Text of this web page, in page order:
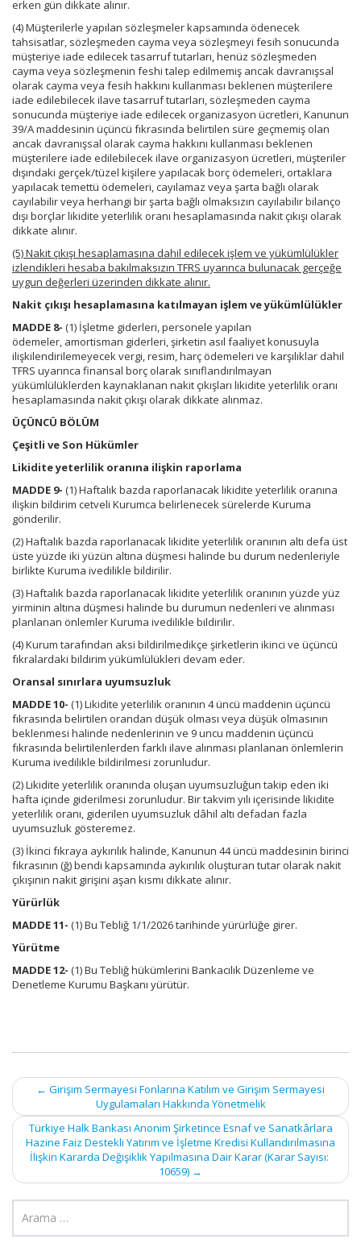
erken gün dikkate alınır.
(4) Müşterilerle yapılan sözleşmeler kapsamında ödenecek
tahsisatlar, sözleşmeden cayma veya sözleşmeyi fesih sonucunda
müşteriye iade edilecek tasarruf tutarları, henüz sözleşmeden
cayma veya sözleşmenin feshi talep edilmemiş ancak davranışsal
olarak cayma veya fesih hakkını kullanması beklenen müşterilere
iade edilebilecek ilave tasarruf tutarları, sözleşmeden cayma
sonucunda müşteriye iade edilecek organizasyon ücretleri, Kanunun
39/A maddesinin üçüncü fıkrasında belirtilen süre geçmemiş olan
ancak davranışsal olarak cayma hakkını kullanması beklenen
müşterilere iade edilebilecek ilave organizasyon ücretleri, müşteriler
dışındaki gerçek/tüzel kişilere yapılacak borç ödemeleri, ortaklara
yapılacak temettü ödemeleri, cayılamaz veya şarta bağlı olarak
cayılabilir veya herhangi bir şarta bağlı olmaksızın cayılabilir bilanço
dışı borçlar likidite yeterlilik oranı hesaplamasında nakit çıkışı olarak
dikkate alınır.
(5) Nakit çıkışı hesaplamasına dahil edilecek işlem ve yükümlülükler
izlendikleri hesaba bakılmaksızın TFRS uyarınca bulunacak gerçeğe
uygun değerleri üzerinden dikkate alınır.
Nakit çıkışı hesaplamasına katılmayan işlem ve yükümlülükler
MADDE 8- (1) İşletme giderleri, personele yapılan
ödemeler, amortisman giderleri, şirketin asıl faaliyet konusuyla
ilişkilendirilemeyecek vergi, resim, harç ödemeleri ve karşılıklar dahil
TFRS uyarınca finansal borç olarak sınıflandırılmayan
yükümlülüklerden kaynaklanan nakit çıkışları likidite yeterlilik oranı
hesaplamasında nakit çıkışı olarak dikkate alınmaz.
ÜÇÜNCÜ BÖLÜM
Çeşitli ve Son Hükümler
Likidite yeterlilik oranına ilişkin raporlama
MADDE 9- (1) Haftalık bazda raporlanacak likidite yeterlilik oranına
ilişkin bildirim cetveli Kurumca belirlenecek sürelerde Kuruma
gönderilir.
(2) Haftalık bazda raporlanacak likidite yeterlilik oranının altı defa üst
üste yüzde iki yüzün altına düşmesi halinde bu durum nedenleriyle
birlikte Kuruma ivedilikle bildirilir.
(3) Haftalık bazda raporlanacak likidite yeterlilik oranının yüzde yüz
yirminin altına düşmesi halinde bu durumun nedenleri ve alınması
planlanan önlemler Kuruma ivedilikle bildirilir.
(4) Kurum tarafından aksi bildirilmedikçe şirketlerin ikinci ve üçüncü
fıkralardaki bildirim yükümlülükleri devam eder.
Oransal sınırlara uyumsuzluk
MADDE 10- (1) Likidite yeterlilik oranının 4 üncü maddenin üçüncü
fıkrasında belirtilen orandan düşük olması veya düşük olmasının
beklenmesi halinde nedenlerinin ve 9 uncu maddenin üçüncü
fıkrasında belirtilenlerden farklı ilave alınması planlanan önlemlerin
Kuruma ivedilikle bildirilmesi zorunludur.
(2) Likidite yeterlilik oranında oluşan uyumsuzluğun takip eden iki
hafta içinde giderilmesi zorunludur. Bir takvim yılı içerisinde likidite
yeterlilik oranı, giderilen uyumsuzluk dâhil altı defadan fazla
uyumsuzluk gösteremez.
(3) İkinci fıkraya aykırılık halinde, Kanunun 44 üncü maddesinin birinci
fıkrasının (ğ) bendi kapsamında aykırılık oluşturan tutar olarak nakit
çıkışının nakit girişini aşan kısmı dikkate alınır.
Yürürlük
MADDE 11- (1) Bu Tebliğ 1/1/2026 tarihinde yürürlüğe girer.
Yürütme
MADDE 12- (1) Bu Tebliğ hükümlerini Bankacılık Düzenleme ve
Denetleme Kurumu Başkanı yürütür.
Post
navigation
← Girişim Sermayesi Fonlarına Katılım ve Girişim Sermayesi
Uygulamaları Hakkında Yönetmelik
Türkiye Halk Bankası Anonim Şirketince Esnaf ve Sanatkârlara
Hazine Faiz Destekli Yatırım ve İşletme Kredisi Kullandırılmasına
İlişkin Kararda Değişiklik Yapılmasına Dair Karar (Karar Sayısı:
10659) →